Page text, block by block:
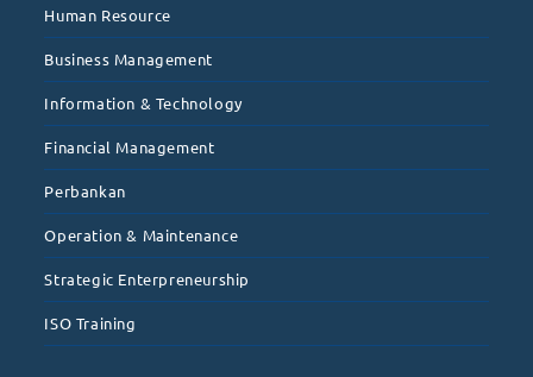
Human Resource
Business Management
Information & Technology
Financial Management
Perbankan
Operation & Maintenance
Strategic Enterpreneurship
ISO Training